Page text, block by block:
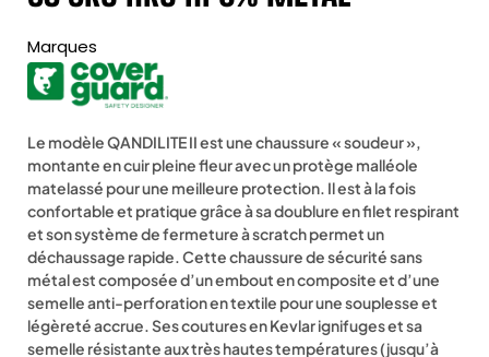
Marques
Le modèle QANDILITE II est une chaussure « soudeur »,
montante en cuir pleine fleur avec un protège malléole
matelassé pour une meilleure protection. Il est à la fois
confortable et pratique grâce à sa doublure en filet respirant
et son système de fermeture à scratch permet un
déchaussage rapide. Cette chaussure de sécurité sans
métal est composée d’un embout en composite et d’une
semelle anti-perforation en textile pour une souplesse et
légèreté accrue. Ses coutures en Kevlar ignifuges et sa
semelle résistante aux très hautes températures (jusqu’à